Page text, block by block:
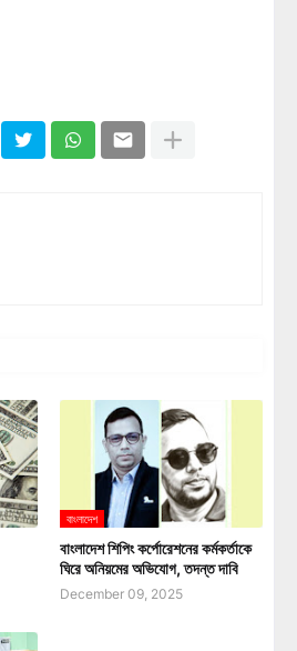
বাংলাদেশ
বাংলাদেশ শিপিং কর্পোরেশনের কর্মকর্তাকে
ঘিরে অনিয়মের অভিযোগ, তদন্ত দাবি
December 09, 2025